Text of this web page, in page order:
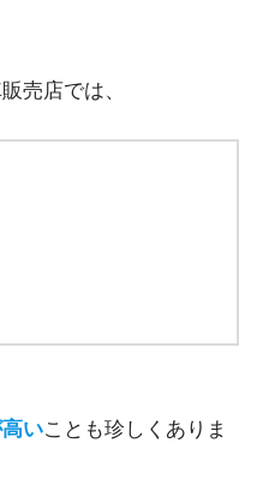
売店では、
いことも珍しくありま